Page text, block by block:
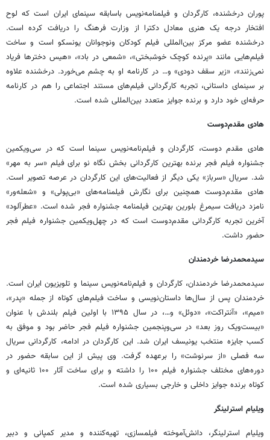
پوران درخشنده، کارگردان و فیلمنامه‌نویسباسابقه سینمای ایران است که لوح
افتخار درجه یک هنری معادل دکترا از وزارت فرهنگ را دریافت کرده است.
درخشنده عضو مرکز بین‌المللی فیلم کودکان ونوجوانان یونسکو است و ساخت
فیلم‌هایی مانند «پرنده کوچک خوشبختی»، «شمعی در باد»، «هیس دخترها فریاد
نمی‌زنند»، «زیر سقف دودی» و… در کارنامه او به چشم می‌خورد. درخشنده علاوه
بر سینمای داستانی، تجربه کارگردانی فیلم‌های مستند اجتماعی را هم در کارنامه
حرفه‌ای خود دارد و برنده جوایز متعدد بین‌المللی شده است.
هادی مقدم‌دوست
هادی مقدم دوست، کارگردان و فیلم‌نامه‌نویس سینما است که در سی‌ویکمین
جشنواره فیلم فجر برنده بهترین کارگردانی بخش نگاه نو برای فیلم «سر به مهر»
شد. سریال «سرباز» یکی دیگر از فعالیت‌های این کارگردان در عرصه تصویر است.
هادی مقدم‌دوست همچنین برای نگارش فیلمنامه‌های «بی‌پولی» و «شعله‌ور»
نامزد دریافت سیمرغ بلورین بهترین فیلمنامه جشنواره فجر شده است. «عطرآلود»
آخرین تجربه کارگردانی مقدم‌دوست است که درچهل‌ویکمین جشنواره فیلم فجر
حضور داشت.
سیدمحمدرضا خردمندان
سیدمحمدرضا خردمندان، کارگردان و فیلم‌نامه‌نویس سینما و تلویزیون ایران است.
خردمندان پس از سال‌ها داستان‌نویسی و ساخت فیلم‌های کوتاه از جمله «پدر»،
«میم»، «آنتراکت»، «دوئل» و…، در سال ۱۳۹۵ با اولین فیلم
بلندشبا عنوان
«بیست‌ویک روز بعد» درسی‌وپنجمین جشنواره فیلم فجر حاضر بود و موفق به
کسب جایزه منتخب یونیسف ایران شد. این کارگردان در ادامه، کارگردانی سریال
سه فصلی «از سرنوشت» را برعهده گرفت. وی پیش از این سابقه حضور در
دوره‌های مختلف جشنواره فیلم ۱۰۰ را داشته و برای ساخت آثار ۱۰۰ ثانیه‌ای و
کوتاه برنده جوایز داخلی و خارجی بسیاری شده است.
ویلیام استرلینگر
ویلیام استرلینگر، دانش‌آموخته فیلمسازی، تهیه‌کننده و مدیر کمپانی و دبیر